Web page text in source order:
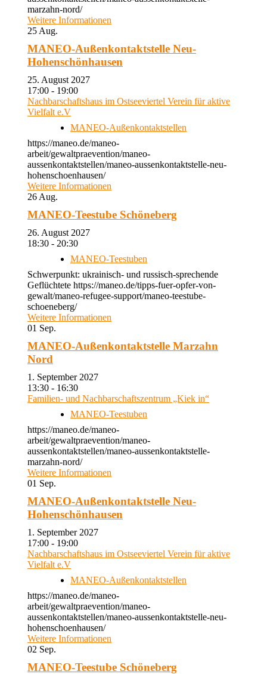
marzahn-nord/
Weitere Informationen
25 Aug.
MANEO-Außenkontaktstelle Neu-
Hohenschönhausen
25. August 2027
17:00 - 19:00
Nachbarschaftshaus im Ostseeviertel Verein für aktive
Vielfalt e.V
MANEO-Außenkontaktstellen
https://maneo.de/maneo-
arbeit/gewaltpraevention/maneo-
aussenkontaktstellen/maneo-aussenkontaktstelle-neu-
hohenschoenhausen/
Weitere Informationen
26 Aug.
MANEO-Teestube Schöneberg
26. August 2027
18:30 - 20:30
MANEO-Teestuben
Schwerpunkt: ukrainisch- und russisch-sprechende
Geflüchtete https://maneo.de/tipps-fuer-opfer-von-
gewalt/maneo-refugee-support/maneo-teestube-
schoeneberg/
Weitere Informationen
01 Sep.
MANEO-Außenkontaktstelle Marzahn
Nord
1. September 2027
13:30 - 16:30
Familien- und Nachbarschaftszentrum „Kiek in“
MANEO-Teestuben
https://maneo.de/maneo-
arbeit/gewaltpraevention/maneo-
aussenkontaktstellen/maneo-aussenkontaktstelle-
marzahn-nord/
Weitere Informationen
01 Sep.
MANEO-Außenkontaktstelle Neu-
Hohenschönhausen
1. September 2027
17:00 - 19:00
Nachbarschaftshaus im Ostseeviertel Verein für aktive
Vielfalt e.V
MANEO-Außenkontaktstellen
https://maneo.de/maneo-
arbeit/gewaltpraevention/maneo-
aussenkontaktstellen/maneo-aussenkontaktstelle-neu-
hohenschoenhausen/
Weitere Informationen
02 Sep.
MANEO-Teestube Schöneberg